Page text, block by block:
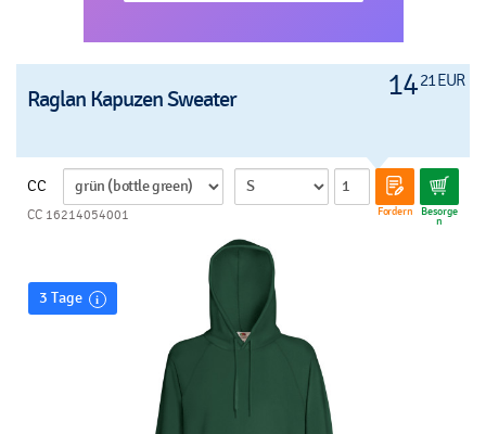
1421 EUR
Raglan Kapuzen Sweater
CC
Fordern Besorge
n
CC 16214054001
3 Tage